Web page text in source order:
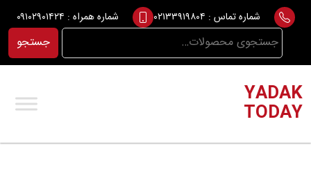
Skip
content
شماره تماس : ۰۲۱۳۳۹۱۹۸۰۴ شماره همراه : ۰۹۱۰۲۹۰۱۴۲۴
جستجو
برای:
جستجو
YADAK
TODAY